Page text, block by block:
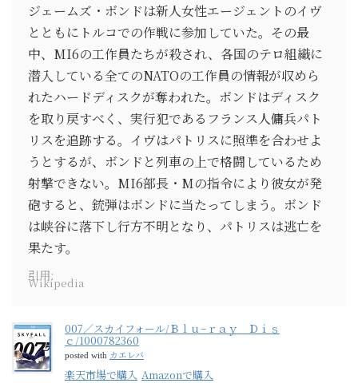
ジェームズ・ボンドは新人女性エージェントのイヴ
とともにトルコでの作戦に参加していた。その最
中、MI6の工作員たちが殺され、各国のテロ組織に
潜入している全てのNATOの工作員の情報が収めら
れたハードディスクが奪われた。ボンドはディスク
を取り戻すべく、実行犯であるフランス人傭兵パト
リスを追跡する。イヴはパトリスに照準を合わせよ
うとするが、ボンドと列車の上で格闘しているため
射撃できない。MI6部長・Mの指令により彼女が発
砲すると、銃弾はボンドに当たってしまう。ボンド
は峡谷に落下し行方不明となり、パトリスは逃亡を
果たす。
引用:
Wikipedia
007／スカイフォール/Ｂｌｕ−ｒａｙ Ｄｉｓ
ｃ/1000782360
posted with カエレバ
楽天市場で購入 Amazonで購入